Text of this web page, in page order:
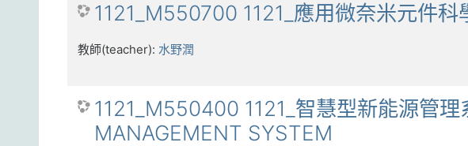
1121_M550700 1121_應用微奈米元件
教師(teacher): 水野潤
1121_M550400 1121_智慧型新能源管
MANAGEMENT SYSTEM